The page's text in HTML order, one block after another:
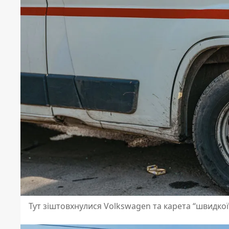
Тут зіштовхнулися Volkswagen та карета